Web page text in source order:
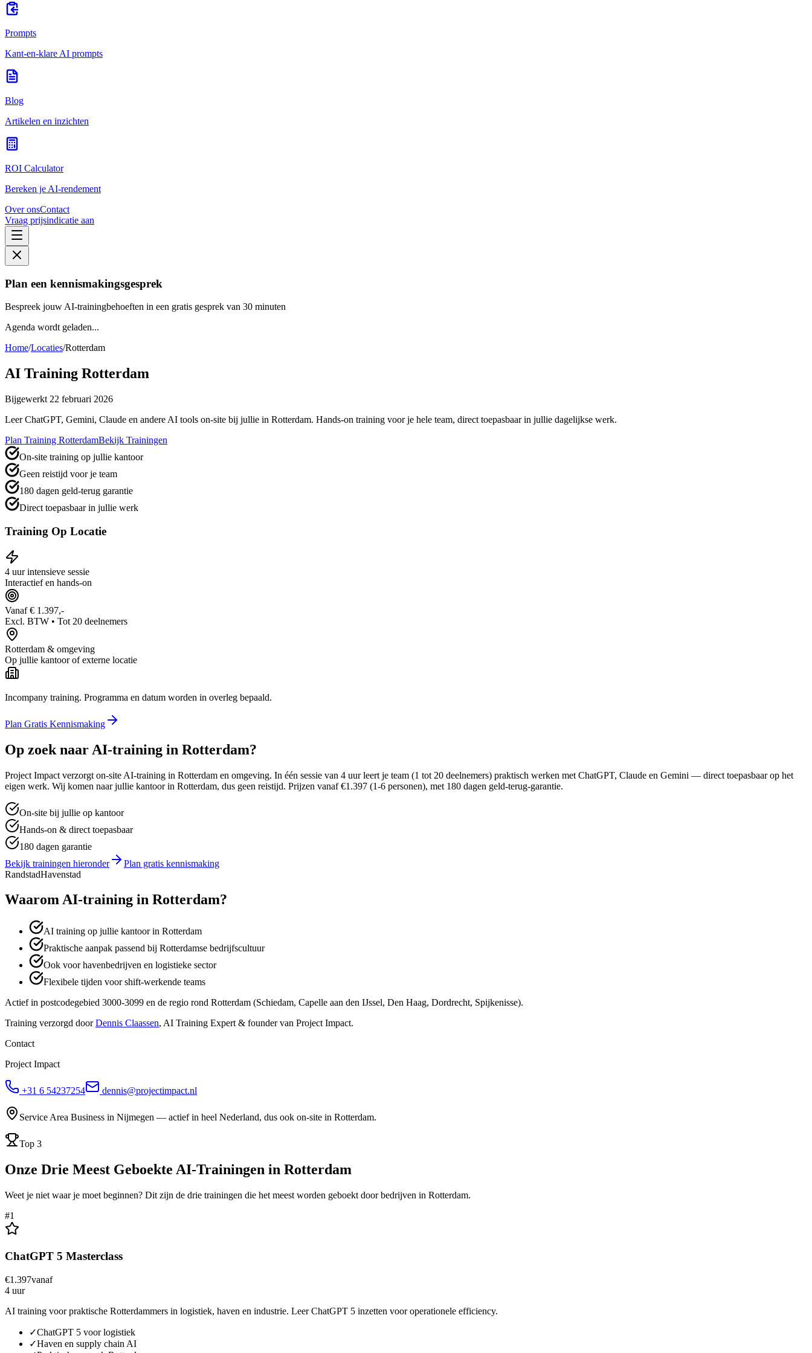
Prompts
Kant-en-klare AI prompts
Blog
Artikelen en inzichten
ROI Calculator
Bereken je AI-rendement
Over onsContact
Vraag prijsindicatie aan
Plan een kennismakingsgesprek
Bespreek jouw AI-trainingbehoeften in een gratis gesprek van 30 minuten
Agenda wordt geladen...
Home/Locaties/Rotterdam
AI Training Rotterdam
Bijgewerkt 22 februari 2026
Leer ChatGPT, Gemini, Claude en andere AI tools on-site bij jullie in Rotterdam. Hands-on training voor je hele team, direct toepasbaar in jullie dagelijkse werk.
Plan Training RotterdamBekijk Trainingen
On-site training op jullie kantoor
Geen reistijd voor je team
180 dagen geld-terug garantie
Direct toepasbaar in jullie werk
Training Op Locatie
4 uur intensieve sessie
Interactief en hands-on
Vanaf € 1.397,-
Excl. BTW • Tot 20 deelnemers
Rotterdam & omgeving
Op jullie kantoor of externe locatie
Incompany training. Programma en datum worden in overleg bepaald.
Plan Gratis Kennismaking
Op zoek naar AI-training in Rotterdam?
Project Impact verzorgt on-site AI-training in Rotterdam en omgeving. In één sessie van 4 uur leert je team (1 tot 20 deelnemers) praktisch werken met ChatGPT, Claude en Gemini — direct toepasbaar op het
eigen werk. Wij komen naar jullie kantoor in Rotterdam, dus geen reistijd. Prijzen vanaf €1.397 (1-6 personen), met 180 dagen geld-terug-garantie.
On-site bij jullie op kantoor
Hands-on & direct toepasbaar
180 dagen garantie
Bekijk trainingen hieronder
Plan gratis kennismaking
RandstadHavenstad
Waarom AI-training in Rotterdam?
AI training op jullie kantoor in Rotterdam
Praktische aanpak passend bij Rotterdamse bedrijfscultuur
Ook voor havenbedrijven en logistieke sector
Flexibele tijden voor shift-werkende teams
Actief in postcodegebied 3000-3099 en de regio rond Rotterdam (Schiedam, Capelle aan den IJssel, Den Haag, Dordrecht, Spijkenisse).
Training verzorgd door Dennis Claassen, AI Training Expert & founder van Project Impact.
Contact
Project Impact
+31 6 54237254 dennis@projectimpact.nl
Service Area Business in Nijmegen — actief in heel Nederland, dus ook on-site in Rotterdam.
Top 3
Onze Drie Meest Geboekte AI-Trainingen in Rotterdam
Weet je niet waar je moet beginnen? Dit zijn de drie trainingen die het meest worden geboekt door bedrijven in Rotterdam.
#1
ChatGPT 5 Masterclass
€1.397vanaf
4 uur
AI training voor praktische Rotterdammers in logistiek, haven en industrie. Leer ChatGPT 5 inzetten voor operationele efficiency.
✓ChatGPT 5 voor logistiek
✓Haven en supply chain AI